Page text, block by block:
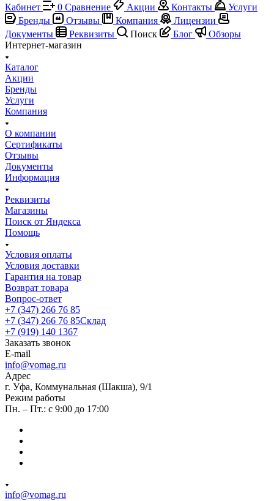
Кабинет
0 Сравнение Акции Контакты
Услуги
Бренды
Отзывы Компания
Лицензии
Документы
Реквизиты Поиск Блог
Обзоры
Интернет-магазин
Каталог
Акции
Бренды
Услуги
Компания
О компании
Сертификаты
Отзывы
Документы
Информация
Реквизиты
Магазины
Поиск от Яндекса
Помощь
Условия оплаты
Условия доставки
Гарантия на товар
Возврат товара
Вопрос-ответ
+7 (347) 266 76 85
+7 (347) 266 76 85Склад
+7 (919) 140 1367
Заказать звонок
E-mail
info@vomag.ru
Адрес
г. Уфа, Коммунальная (Шакша), 9/1
Режим работы
Пн. – Пт.: с 9:00 до 17:00
info@vomag.ru